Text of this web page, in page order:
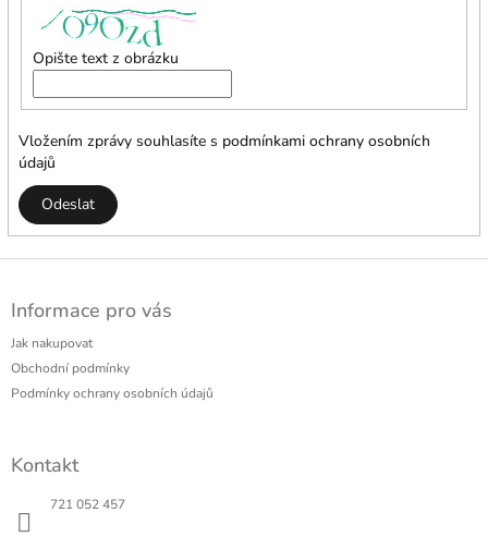
Opište text z obrázku
Vložením zprávy souhlasíte s podmínkami ochrany osobních
údajů
Odeslat
Informace pro vás
Jak nakupovat
Obchodní podmínky
Podmínky ochrany osobních údajů
Kontakt
721 052 457